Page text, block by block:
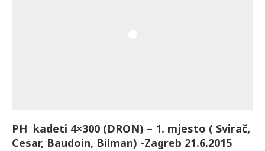
PH kadeti 4×300 (DRON) – 1. mjesto ( Svirač,
Cesar, Baudoin, Bilman) -Zagreb 21.6.2015